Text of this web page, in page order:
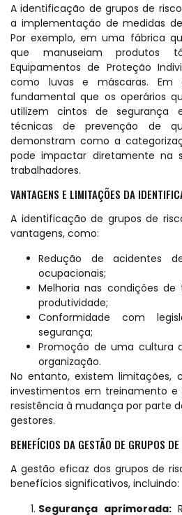
A identificação de grupos de
a implementação de medidas
Por exemplo, em uma fábrica
que manuseiam produtos
Equipamentos de Proteção
como luvas e máscaras. Em
fundamental que os operários
utilizem cintos de segurança
técnicas de prevenção de
demonstram como a
pode impactar diretamente na
trabalhadores.
VANTAGENS E LIMITAÇÕES DA
A identificação de grupos de
vantagens, como:
Redução de acidentes
ocupacionais;
Melhoria nas condições
produtividade;
Conformidade com
segurança;
Promoção de uma cultura
organização.
No entanto, existem limitações,
investimentos em treinamento e
resistência à mudança por parte
gestores.
BENEFÍCIOS DA GESTÃO DE GRUPOS
A gestão eficaz dos grupos de
benefícios significativos, incluindo:
Segurança aprimorada: